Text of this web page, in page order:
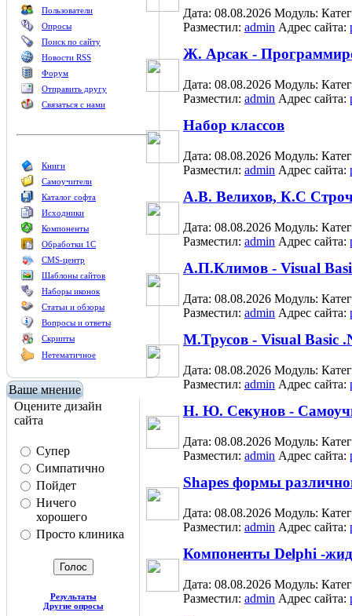
Пользователи
Опросы
Поиск по сайту
Новости RSS
Форум
Отправить другу
Связаться с нами
Книги
Самоучители
Каталог софта
Исходники
Компоненты
Обработки 1С
CMS-центр
Шаблоны сайтов
Наборы иконок
Статьи и обзоры
Вопросы и ответы
Скрипты
Нетематичное
Ваше мнение
Оцените дизайн
сайта
Супер
Симпатично
Пойдет
Ничего
хорошего
Просто клиника
Результаты
Другие опросы
Дата: 08.08.2026 Модуль:
Разместил: admin Адрес сайта:
Ж. Арсак -
Дата: 08.08.2026 Модуль:
Разместил: admin Адрес сайта:
Набор классов
Дата: 08.08.2026 Модуль:
Разместил: admin Адрес сайта:
А.В. Велихов, К.С
Дата: 08.08.2026 Модуль:
Разместил: admin Адрес сайта:
А.П.Климов - Visual
Дата: 08.08.2026 Модуль:
Разместил: admin Адрес сайта:
М.Трусов - Visual Basic
Дата: 08.08.2026 Модуль:
Разместил: admin Адрес сайта:
Н. Ю. Секунов -
Дата: 08.08.2026 Модуль:
Разместил: admin Адрес сайта:
Shapes формы
Дата: 08.08.2026 Модуль:
Разместил: admin Адрес сайта:
Компоненты Delphi -
Дата: 08.08.2026 Модуль:
Разместил: admin Адрес сайта: